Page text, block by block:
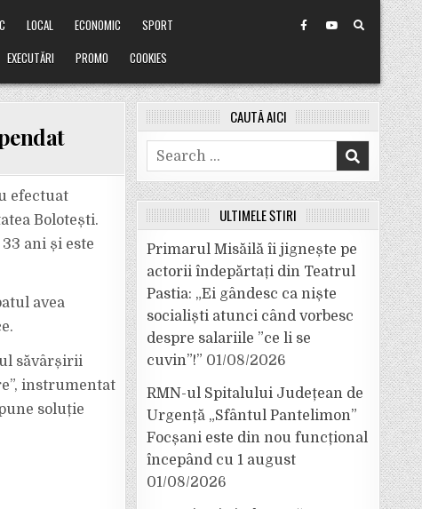
LOCAL ECONOMIC
SPORT
EXECUTĂRI PROMO COOKIES
efectuat
Bolotești.
ani și este
avea
săvârșirii
instrumentat
soluție
CAUTĂ AICI
Search
for:
ULTIMELE ȘTIRI
Primarul Misăilă îi jignește pe
actorii îndepărtați din Teatrul
Pastia: „Ei gândesc ca niște
socialiști atunci când vorbesc
despre salariile ”ce li se
cuvin”!” 01/08/2026
RMN-ul Spitalului Județean de
Urgență „Sfântul Pantelimon”
Focșani este din nou funcțional
începând cu 1 august
01/08/2026